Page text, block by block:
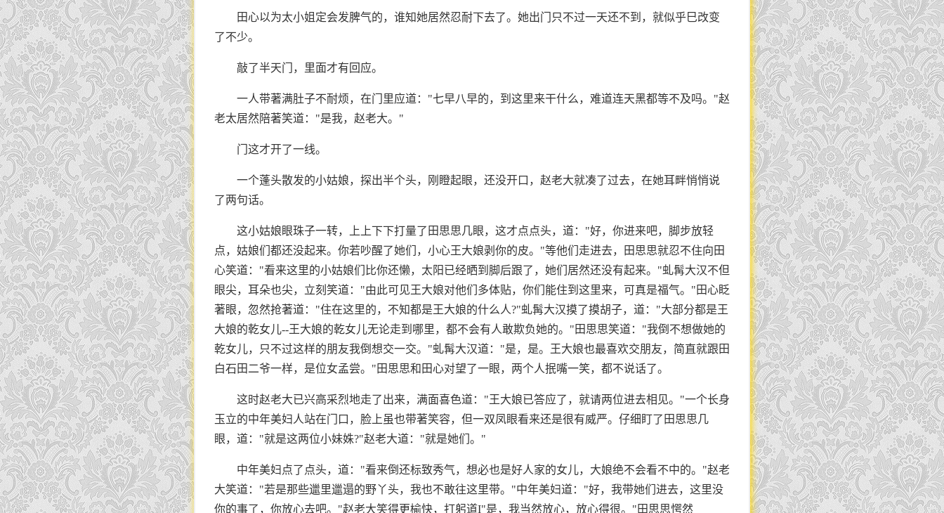
田心以为太小姐定会发脾气的，谁知她居然忍耐下去了。她出门只不过一天还不到，就似乎巳改变
了不少。
敲了半天门，里面才有回应。
一人带著满肚子不耐烦，在门里应道："七早八早的，到这里来干什么，难道连天黑都等不及吗。"赵
老太居然陪著笑道："是我，赵老大。"
门这才开了一线。
一个蓬头散发的小姑娘，探出半个头，刚瞪起眼，还没开口，赵老大就凑了过去，在她耳畔悄悄说
了两句话。
这小姑娘眼珠子一转，上上下下打量了田思思几眼，这才点点头，道："好，你进来吧，脚步放轻
点，姑娘们都还没起来。你若吵醒了她们，小心王大娘剥你的皮。"等他们走进去，田思思就忍不住向田
心笑道："看来这里的小姑娘们比你还懒，太阳已经晒到脚后跟了，她们居然还没有起来。"虬髯大汉不但
眼尖，耳朵也尖，立刻笑道："由此可见王大娘对他们多体贴，你们能住到这里来，可真是福气。"田心眨
著眼，忽然抢著道："住在这里的，不知都是王大娘的什么人?"虬髯大汉摸了摸胡子，道："大部分都是王
大娘的乾女儿--王大娘的乾女儿无论走到哪里，都不会有人敢欺负她的。"田思思笑道："我倒不想做她的
乾女儿，只不过这样的朋友我倒想交一交。"虬髯大汉道："是，是。王大娘也最喜欢交朋友，简直就跟田
白石田二爷一样，是位女孟尝。"田思思和田心对望了一眼，两个人抿嘴一笑，都不说话了。
这时赵老大已兴高采烈地走了出来，满面喜色道："王大娘已答应了，就请两位进去相见。"一个长身
玉立的中年美妇人站在门口，脸上虽也带著笑容，但一双凤眼看来还是很有威严。仔细盯了田思思几
眼，道："就是这两位小妹姝?"赵老大道："就是她们。"
中年美妇点了点头，道："看来倒还标致秀气，想必也是好人家的女儿，大娘绝不会看不中的。"赵老
大笑道："若是那些邋里邋遢的野丫头，我也不敢往这里带。"中年美妇道："好，我带她们进去，这里没
你的事了，你放心去吧。"赵老大笑得更榆快，打躬道I"是，我当然放心，放心得很。"田思思愕然